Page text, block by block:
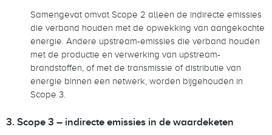
Samengevat omvat Scope 2 alleen de indirecte emissies
die verband houden met de opwekking van aangekochte
energie. Andere upstream-emissies die verband houden
met de productie en verwerking van upstream-
brandstoffen, of met de transmissie of distributie van
energie binnen een netwerk, worden bijgehouden in
Scope 3.
3. Scope 3 – indirecte emissies in de waardeketen